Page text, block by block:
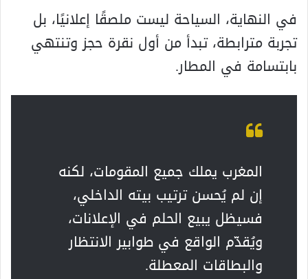
في النهاية، السياحة ليست ملصقًا إعلانيًا، بل
تجربة مترابطة، تبدأ من أول نقرة حجز وتنتهي
بابتسامة في المطار.
المغرب يملك جميع المقومات، لكنه
إن لم يُحسن ترتيب بيته الداخلي،
فسيظل يبيع الحلم في الإعلانات،
ويُقدّم الواقع في طوابير الانتظار
والبطاقات المعطلة.